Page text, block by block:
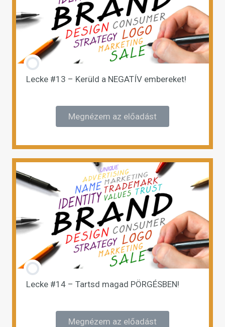
Lecke #13 – Kerüld a NEGATÍV embereket!
Megnézem az előadást
Lecke #14 – Tartsd magad PÖRGÉSBEN!
Megnézem az előadást